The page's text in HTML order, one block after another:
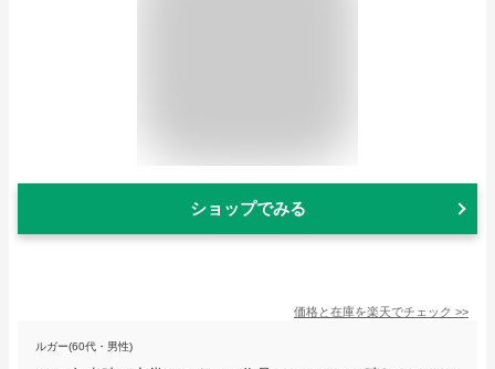
ショップでみる
価格と在庫を楽天でチェック >>
ルガー(60代・男性)